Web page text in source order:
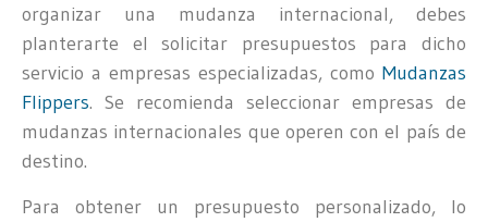
organizar una mudanza internacional, debes
planterarte el solicitar presupuestos para dicho
servicio a empresas especializadas, como Mudanzas
Flippers. Se recomienda seleccionar empresas de
mudanzas internacionales que operen con el país de
destino.
Para obtener un presupuesto personalizado, lo